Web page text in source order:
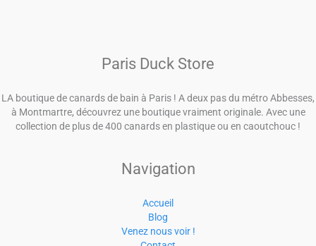
Paris Duck Store
LA boutique de canards de bain à Paris ! A deux pas du métro Abbesses,
à Montmartre, découvrez une boutique vraiment originale. Avec une
collection de plus de 400 canards en plastique ou en caoutchouc !
Navigation
Accueil
Blog
Venez nous voir !